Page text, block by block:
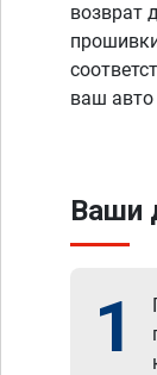
возврат
ваш авто
Ваши
1